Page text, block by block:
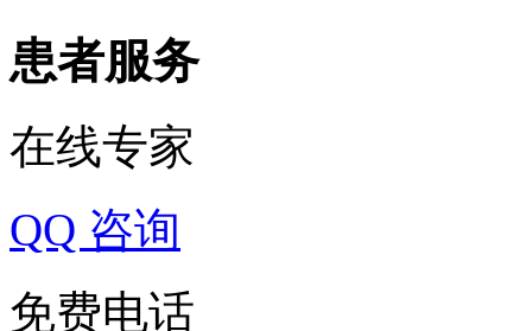
患者服务
在线专家
QQ 咨询
免费电话